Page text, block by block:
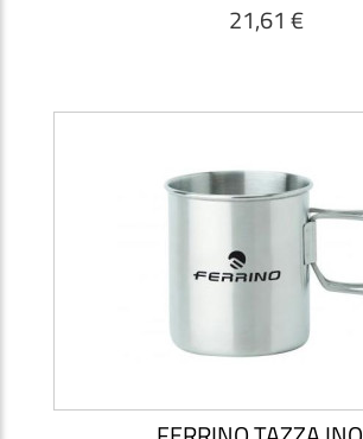
21,61 €